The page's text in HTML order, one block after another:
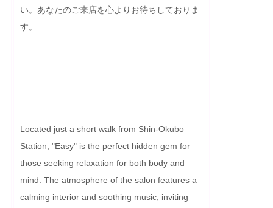
い。あなたのご来店を心よりお待ちしておりま
す。
Located just a short walk from Shin-Okubo
Station, "Easy" is the perfect hidden gem for
those seeking relaxation for both body and
mind. The atmosphere of the salon features a
calming interior and soothing music, inviting